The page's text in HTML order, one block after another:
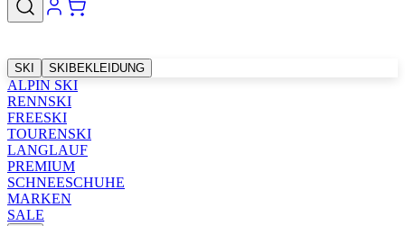
SKI SKIBEKLEIDUNG
ALPIN SKI
RENNSKI
FREESKI
TOURENSKI
LANGLAUF
PREMIUM
SCHNEESCHUHE
MARKEN
SALE